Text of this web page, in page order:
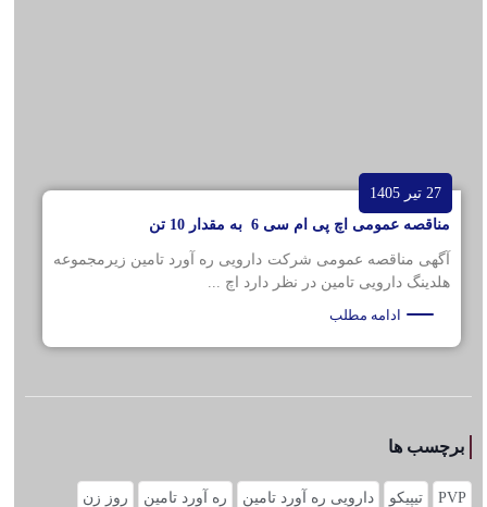
27 تیر 1405
مناقصه عمومی اچ پی ام سی 6 به مقدار 10 تن
آگهی مناقصه عمومی شرکت دارویی ره آورد تامین زیرمجموعه
هلدینگ دارویی تامین در نظر دارد اچ ...
ادامه مطلب
برچسب ها
PVP تیپیکو دارویی ره آورد تامین ره آورد تامین روز زن